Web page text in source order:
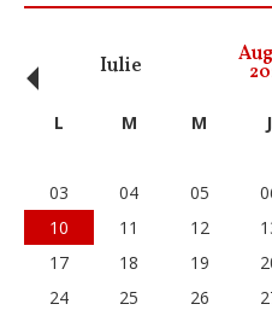
Iulie
‹ L M M J
03
04 05
10
11 12
17
18 19
24
25 26